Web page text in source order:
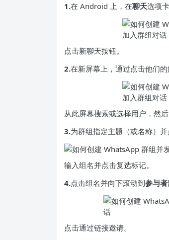
1.在 Android 上，在聊天选项
点击新聊天按钮。
2.在新屏幕上，通过点击他们
从此屏幕搜索或选择用户，然后
3.为群组指定主题（或名称）
输入组名并点击复选标记。
4.点击组名并向下滚动到参与者
点击通过链接邀请。